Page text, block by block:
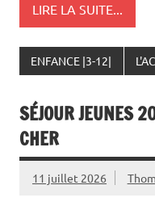
LIRE LA SUITE...
ENFANCE |3-12|
SÉJOUR JEUNES
CHER
11 juillet 2026